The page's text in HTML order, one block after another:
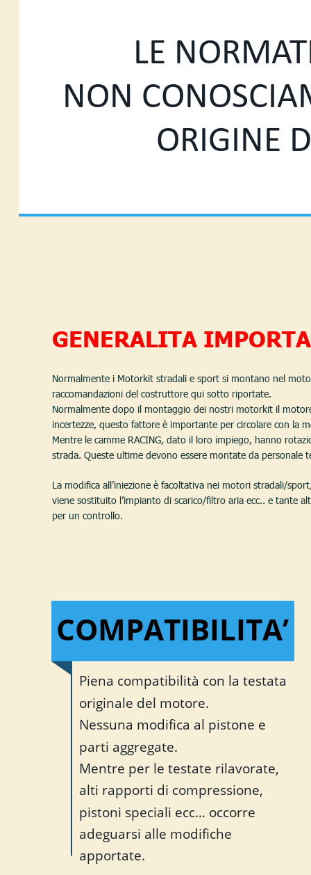
GENERALITA
Normalmente i Motorkit stradali e sport si montano nel
raccomandazioni del costruttore qui sotto riportate.
Normalmente dopo il montaggio dei nostri motorkit il
incertezze, questo fattore è importante per circolare con la
Mentre le camme RACING, dato il loro impiego, hanno
strada. Queste ultime devono essere montate da personale
La modifica all’iniezione è facoltativa nei motori stradali/
viene sostituito l’impianto di scarico/filtro aria ecc.. e tante
per un controllo.
COMPATIBILITA’
Piena compatibilità con la testata
originale del motore.
Nessuna modifica al pistone e
parti aggregate.
Mentre per le testate rilavorate,
alti rapporti di compressione,
pistoni speciali ecc… occorre
adeguarsi alle modifiche
apportate.
LE
NON
ORIGINE